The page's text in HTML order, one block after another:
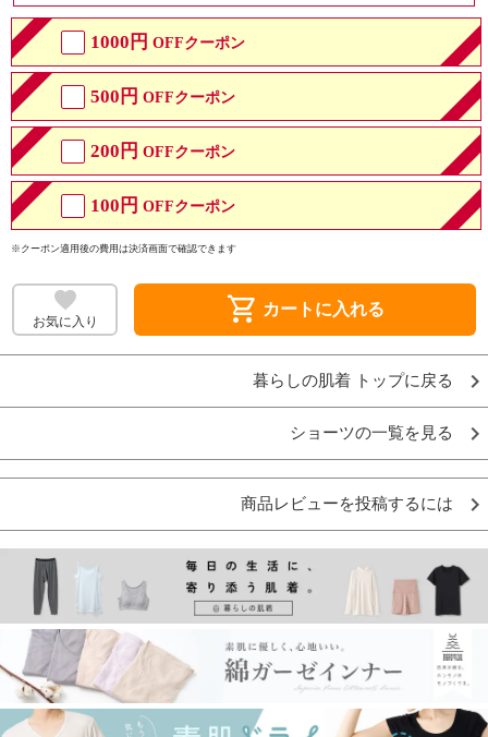
1000円 OFFクーポン
500円 OFFクーポン
200円 OFFクーポン
100円 OFFクーポン
※クーポン適用後の費用は決済画面で確認できます
お気に入り shopping_cart カートに入れる
暮らしの肌着 トップに戻る
ショーツの一覧を見る
商品レビューを投稿するには